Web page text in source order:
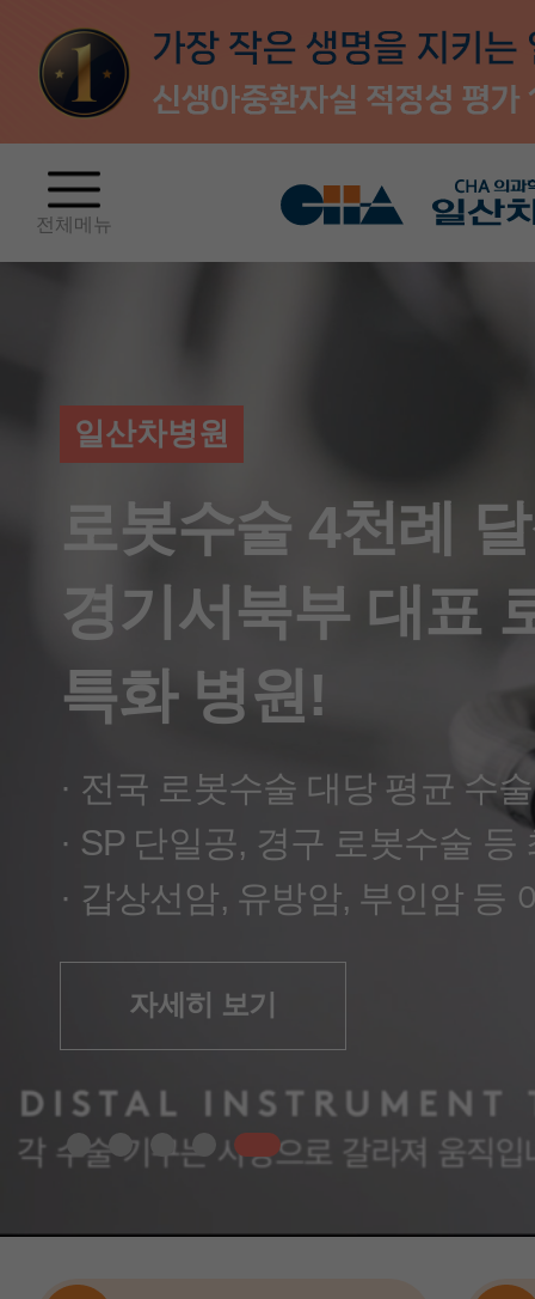
전체메뉴
자세히 보기
경기 서북부 갑상선암 치료 대표
일산차병원
로봇수술 4천례
경기서북부 대표
특화 병원!
· 전국 로봇수술 대당 평균 수
· SP 단일공, 경구 로봇수술 등
· 갑상선암, 유방암, 부인암 등
자세히 보기